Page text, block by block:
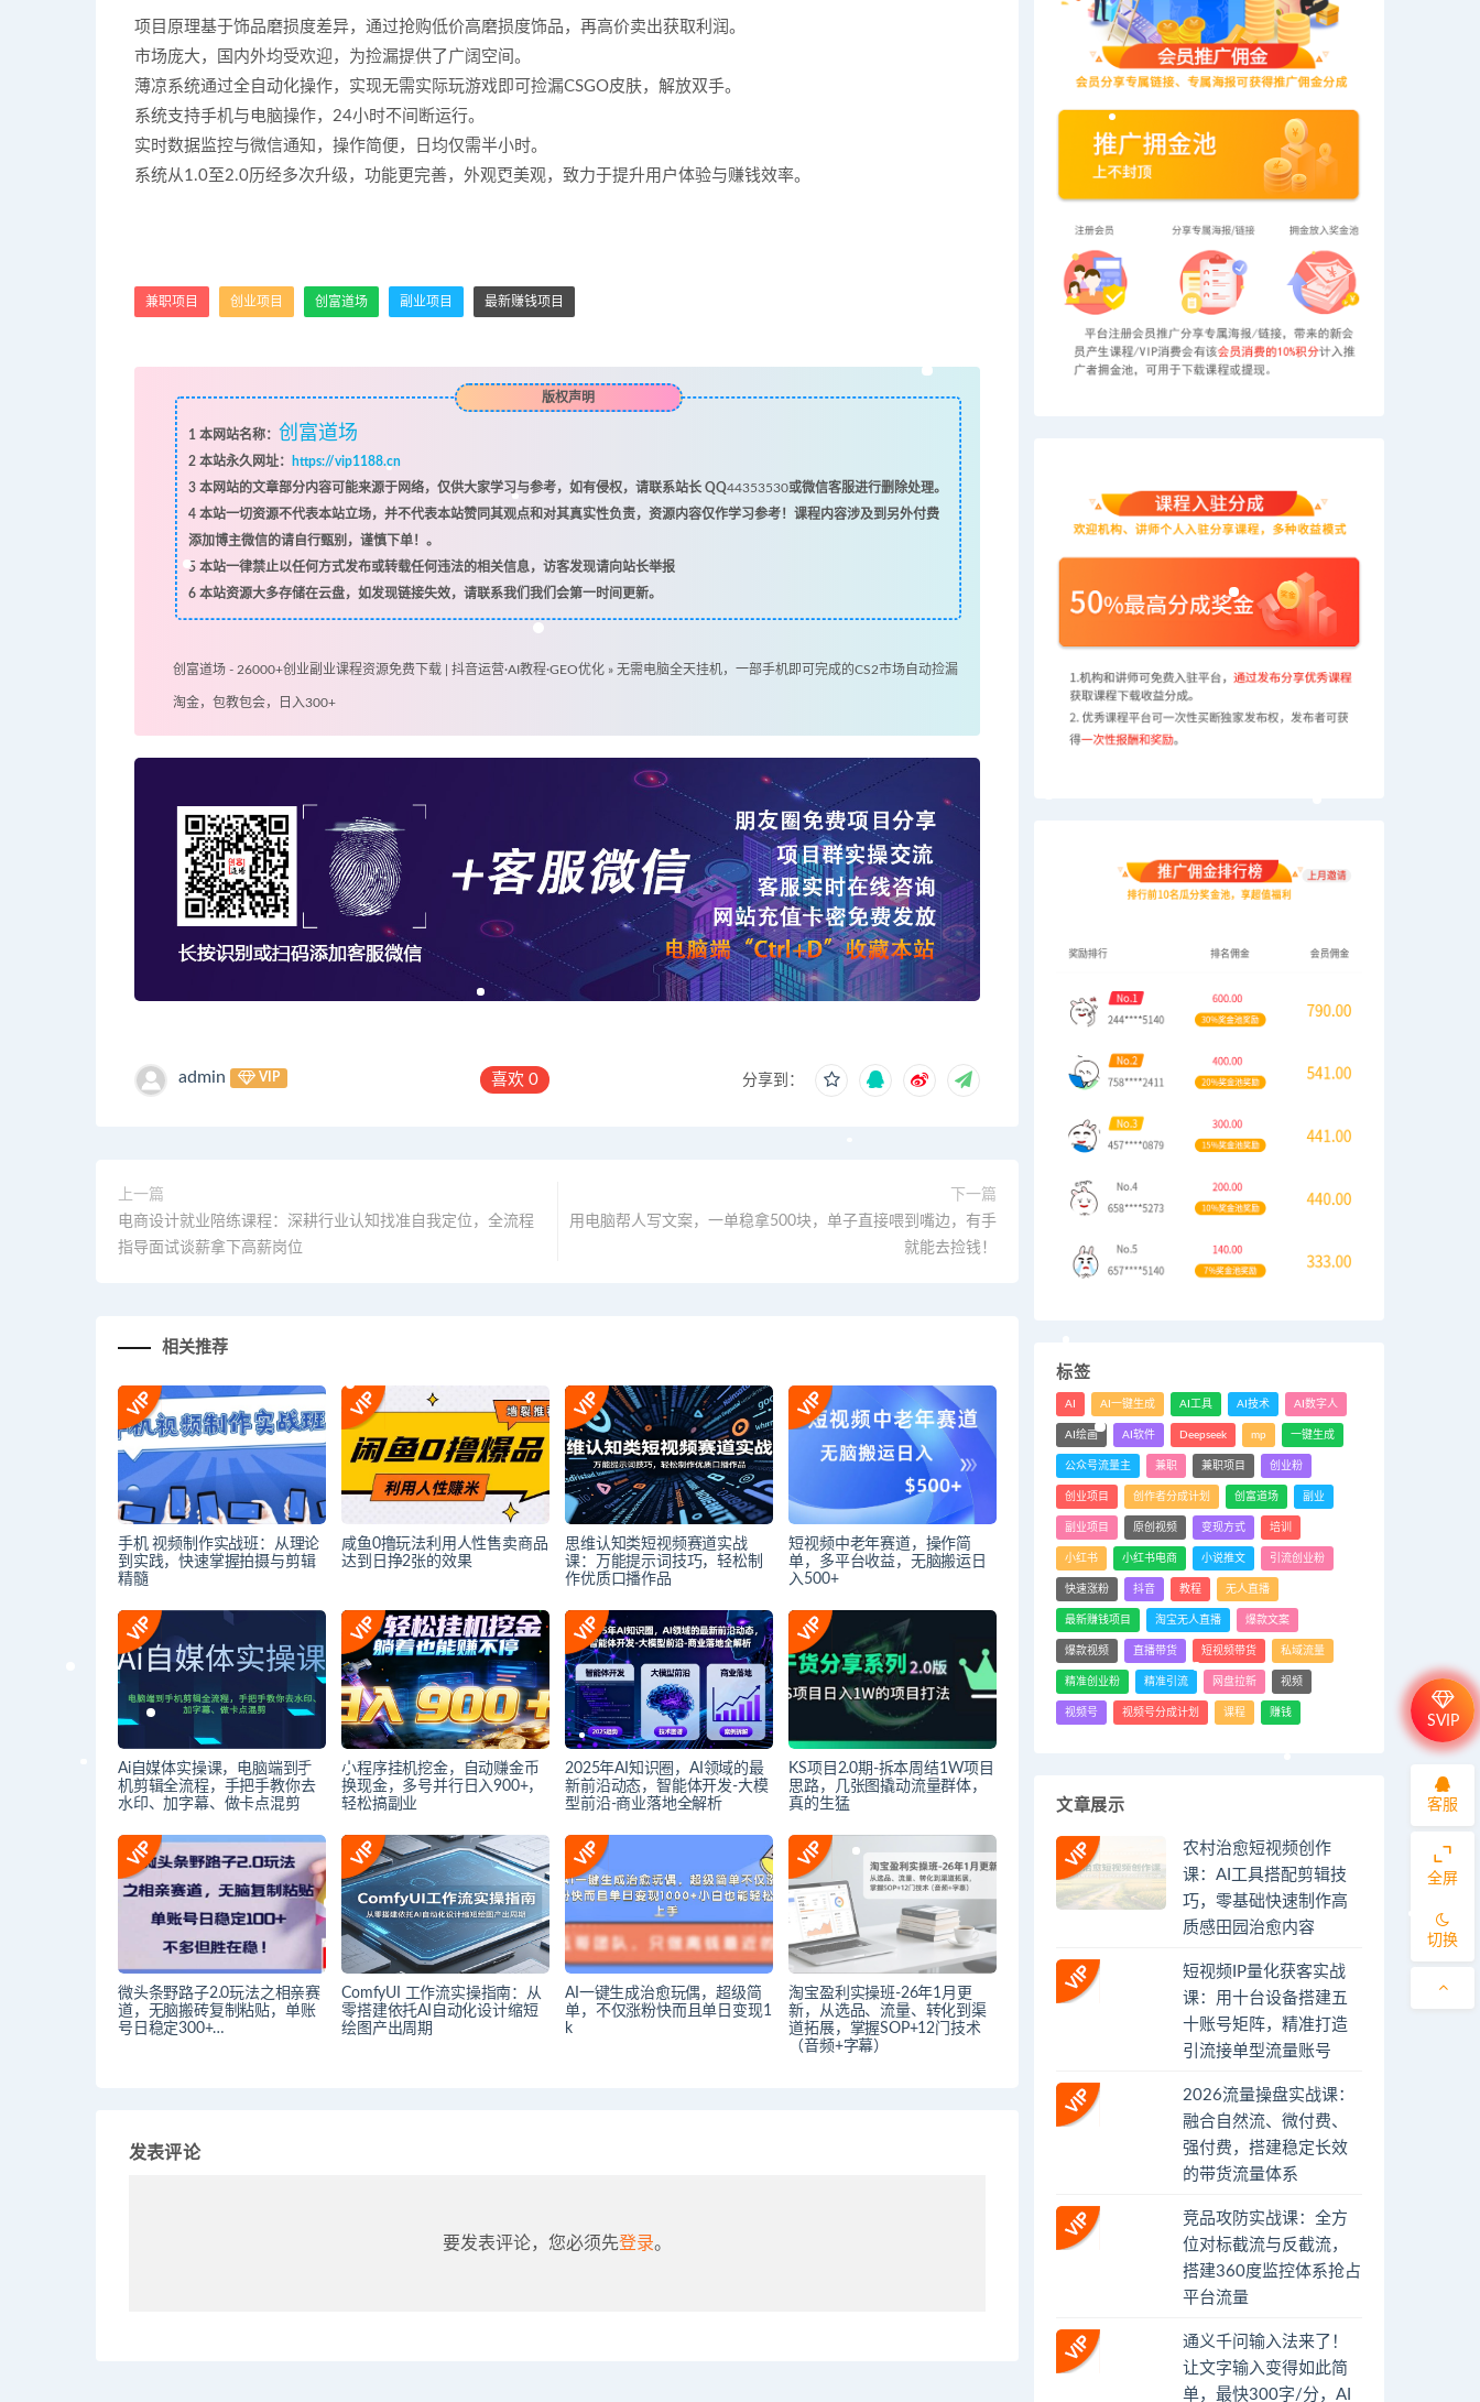
项目原理基于饰品磨损度差异，通过抢购低价高磨损度饰品，再高价卖出获取利润。
市场庞大，国内外均受欢迎，为捡漏提供了广阔空间。
薄凉系统通过全自动化操作，实现无需实际玩游戏即可捡漏CSGO皮肤，解放双手。
系统支持手机与电脑操作，24小时不间断运行。
实时数据监控与微信通知，操作简便，日均仅需半小时。
系统从1.0至2.0历经多次升级，功能更完善，外观更美观，致力于提升用户体验与赚钱效率。
兼职项目 创业项目 创富道场 副业项目 最新赚钱项目
版权声明
1 本网站名称： 创富道场
2本站永久网址：
https://vip1188.cn
3本网站的文章部分内容可能来源于网络，仅供大家学习与参考，如有侵权，请联系站长 QQ44353530或微信客服进行删除处理。
4本站一切资源不代表本站立场，并不代表本站赞同其观点和对其真实性负责，资源内容仅作学习参考！课程内容涉及到另外付费
添加博主微信的请自行甄别，谨慎下单！。
5本站一律禁止以任何方式发布或转载任何违法的相关信息，访客发现请向站长举报
6本站资源大多存储在云盘，如发现链接失效，请联系我们我们会第一时间更新。
创富道场 - 26000+创业副业课程资源免费下载 | 抖音运营·AI教程·GEO优化 » 无需电脑全天挂机，一部手机即可完成的CS2市场自动捡漏
淘金，包教包会，日入300+
admin VIP 喜欢0 分享到：
上一篇
电商设计就业陪练课程：深耕行业认知找准自我定位，全流程
指导面试谈薪拿下高薪岗位
下一篇
用电脑帮人写文案，一单稳拿500块，单子直接喂到嘴边，有手
就能去捡钱！
相关推荐
手机 视频制作实战班：从理论
到实践，快速掌握拍摄与剪辑
精髓
咸鱼0撸玩法利用人性售卖商品
达到日挣2张的效果
思维认知类短视频赛道实战
课：万能提示词技巧，轻松制
作优质口播作品
短视频中老年赛道，操作简
单，多平台收益，无脑搬运日
入500+
Ai自媒体实操课，电脑端到手
机剪辑全流程，手把手教你去
水印、加字幕、做卡点混剪
小程序挂机挖金，自动赚金币
换现金，多号并行日入900+，
轻松搞副业
2025年AI知识圈，AI领域的最
新前沿动态，智能体开发-大模
型前沿-商业落地全解析
KS项目2.0期-拆本周结1W项目
思路，几张图撬动流量群体，
真的生猛
微头条野路子2.0玩法之相亲赛
道，无脑搬砖复制粘贴，单账
号日稳定300+…
ComfyUI 工作流实操指南：从
零搭建依托AI自动化设计缩短
绘图产出周期
AI一键生成治愈玩偶，超级简
单，不仅涨粉快而且单日变现1
k
淘宝盈利实操班-26年1月更
新，从选品、流量、转化到渠
道拓展，掌握SOP+12门技术
（音频+字幕）
发表评论
要发表评论，您必须先登录。
标签
AI AI一键生成 AI工具 AI技术 AI数字人
AI绘画 AI软件 Deepseek mp 一键生成
公众号流量主 兼职 兼职项目 创业粉
创业项目 创作者分成计划 创富道场 副业
副业项目 原创视频 变现方式 培训
小红书 小红书电商 小说推文 引流创业粉
快速涨粉 抖音 教程 无人直播
最新赚钱项目 淘宝无人直播 爆款文案
爆款视频 直播带货 短视频带货 私域流量
精准创业粉 精准引流 网盘拉新 视频
视频号 视频号分成计划 课程 赚钱
文章展示
农村治愈短视频创作
课：AI工具搭配剪辑技
巧，零基础快速制作高
质感田园治愈内容
短视频IP量化获客实战
课：用十台设备搭建五
十账号矩阵，精准打造
引流接单型流量账号
2026流量操盘实战课：
融合自然流、微付费、
强付费，搭建稳定长效
的带货流量体系
竞品攻防实战课：全方
位对标截流与反截流，
搭建360度监控体系抢占
平台流量
通义千问输入法来了！
让文字输入变得如此简
单，最快300字/分，AI
SVIP
客服
全屏
切换